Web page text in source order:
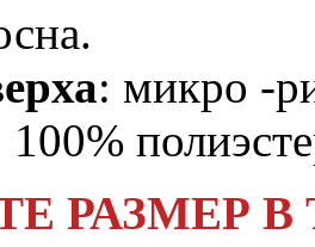
: микро -
100%
РАЗМЕР В